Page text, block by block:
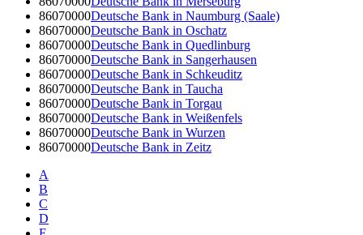
86070000Deutsche Bank in Naumburg (Saale)
86070000Deutsche Bank in Oschatz
86070000Deutsche Bank in Quedlinburg
86070000Deutsche Bank in Sangerhausen
86070000Deutsche Bank in Schkeuditz
86070000Deutsche Bank in Taucha
86070000Deutsche Bank in Torgau
86070000Deutsche Bank in Weißenfels
86070000Deutsche Bank in Wurzen
86070000Deutsche Bank in Zeitz
A
B
C
D